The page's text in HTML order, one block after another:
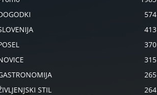
574
413
370
315
265
STIL
264